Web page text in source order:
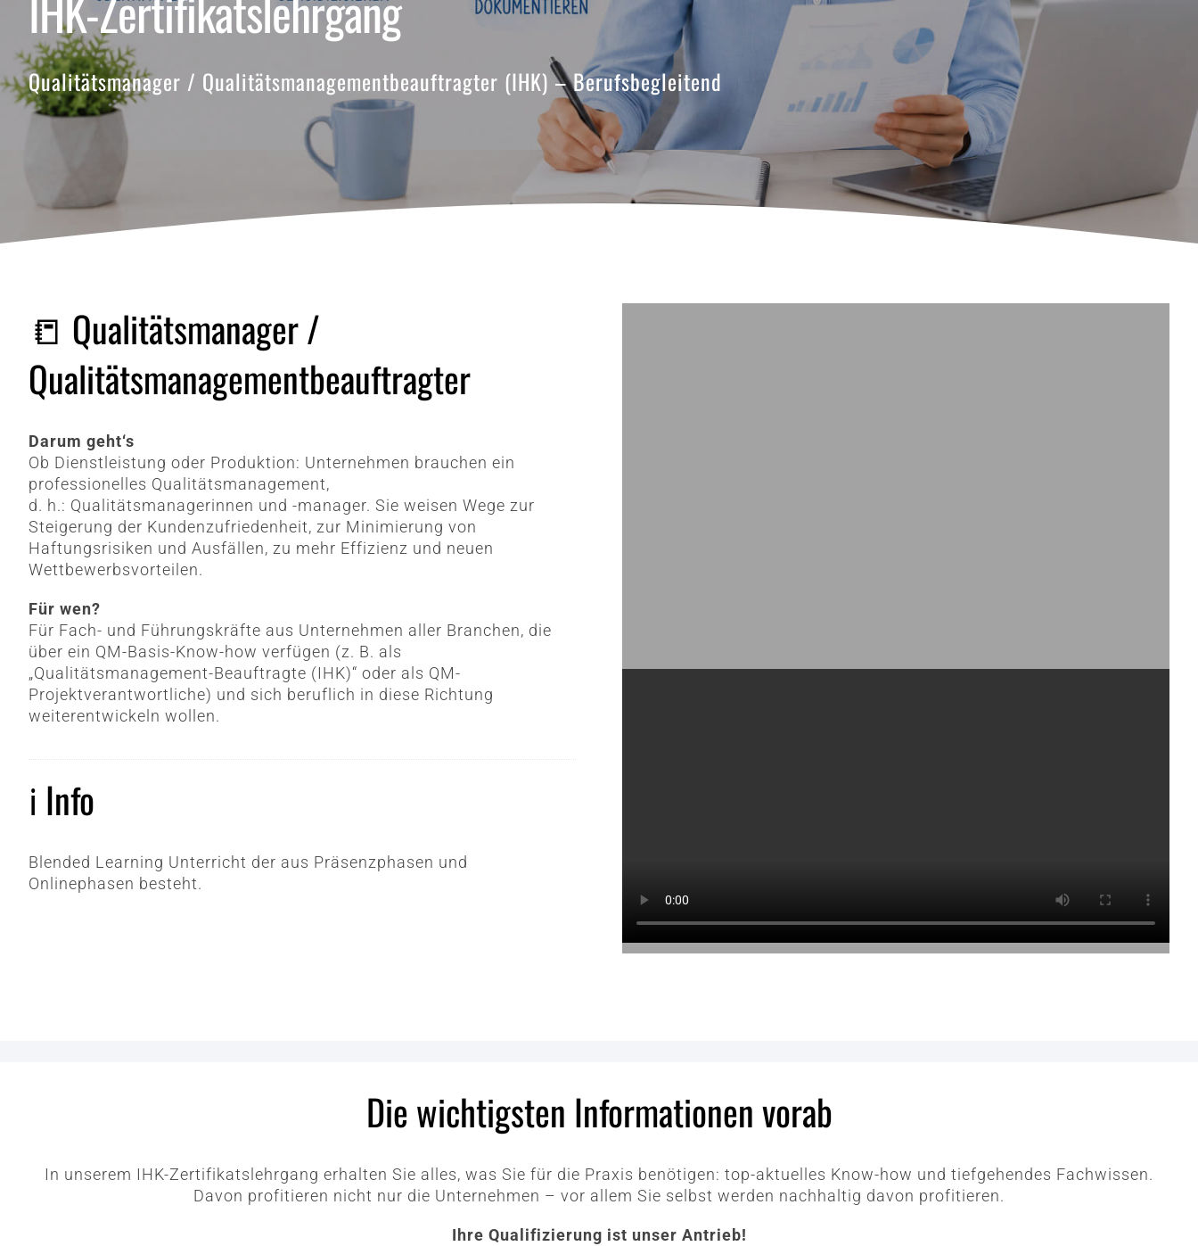
Qualitätsmanager / Qualitätsmanagementbeauftragter (IHK) – Berufsbegleitend
📒 Qualitätsmanager /
Qualitätsmanagementbeauftragter
Darum geht‘s
Ob Dienstleistung oder Produktion: Unternehmen brauchen ein
professionelles Qualitätsmanagement,
d. h.: Qualitätsmanagerinnen und -manager. Sie weisen Wege zur
Steigerung der Kundenzufriedenheit, zur Minimierung von
Haftungsrisiken und Ausfällen, zu mehr Effizienz und neuen
Wettbewerbsvorteilen.
Für wen?
Für Fach- und Führungskräfte aus Unternehmen aller Branchen, die
über ein QM-Basis-Know-how verfügen (z. B. als
„Qualitätsmanagement-Beauftragte (IHK)“ oder als QM-
Projektverantwortliche) und sich beruflich in diese Richtung
weiterentwickeln wollen.
ℹ️ Info
Blended Learning Unterricht der aus Präsenzphasen und
Onlinephasen besteht.
Die wichtigsten Informationen vorab
In unserem IHK-Zertifikatslehrgang erhalten Sie alles, was Sie für die Praxis benötigen: top-aktuelles Know-how und tiefgehendes Fachwissen.
Davon profitieren nicht nur die Unternehmen – vor allem Sie selbst werden nachhaltig davon profitieren.
Ihre Qualifizierung ist unser Antrieb!